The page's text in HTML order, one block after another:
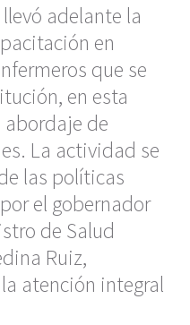
adelante la
en
que se
en esta
abordaje de
La actividad se
las políticas
el gobernador
de Salud
Ruiz,
atención integral